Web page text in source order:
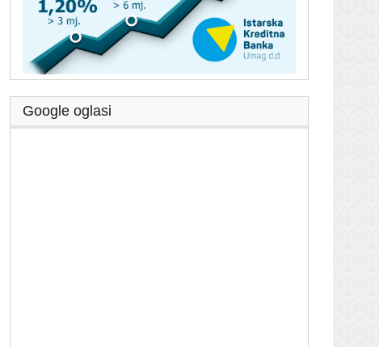
Google oglasi